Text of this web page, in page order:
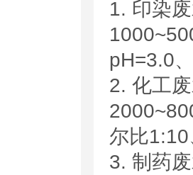
1. 印染
pH=3.0
2. 化工
尔比
3. 制药